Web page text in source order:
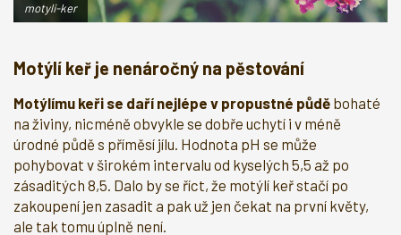
motyli-ker
Motýlí keř je nenáročný na pěstování
Motýlímu keři se daří nejlépe v propustné půdě bohaté
na živiny, nicméně obvykle se dobře uchytí i v méně
úrodné půdě s příměsí jílu. Hodnota pH se může
pohybovat v širokém intervalu od kyselých 5,5 až po
zásaditých 8,5. Dalo by se říct, že motýlí keř stačí po
zakoupení jen zasadit a pak už jen čekat na první květy,
ale tak tomu úplně není.